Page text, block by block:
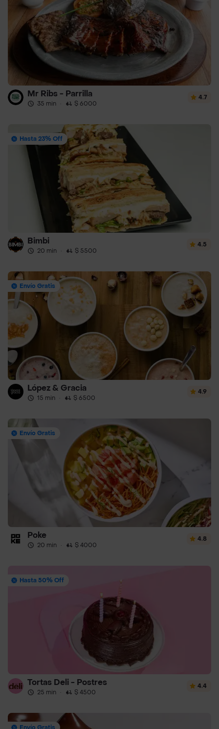
Mr Ribs - Parrilla
35 min · $ 6000
4.7
Hasta 23% Off
Bimbi
20 min · $ 5500
4.5
Envío Gratis
López & Gracia
15 min · $ 6500
4.9
Envío Gratis
Poke
20 min · $ 4000
4.8
Hasta 50% Off
Tortas Deli - Postres
25 min · $ 4500
4.4